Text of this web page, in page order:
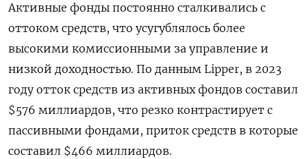
Активные фонды постоянно сталкивались с
оттоком средств, что усугублялось более
высокими комиссионными за управление и
низкой доходностью. По данным Lipper, в 2023
году отток средств из активных фондов составил
$576 миллиардов, что резко контрастирует с
пассивными фондами, приток средств в которые
составил $466 миллиардов.